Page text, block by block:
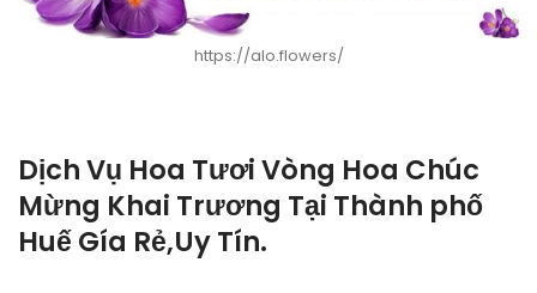
https://alo.flowers/
Dịch Vụ Hoa Tươi Vòng Hoa Chúc
Mừng Khai Trương Tại Thành phố
Huế Gía Rẻ,Uy Tín.